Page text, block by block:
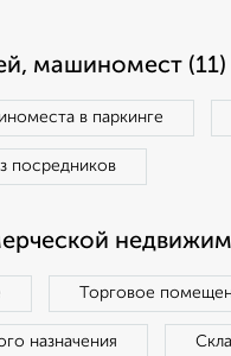
машиномест (11)
в паркинге
посредников
Торговое
назначения